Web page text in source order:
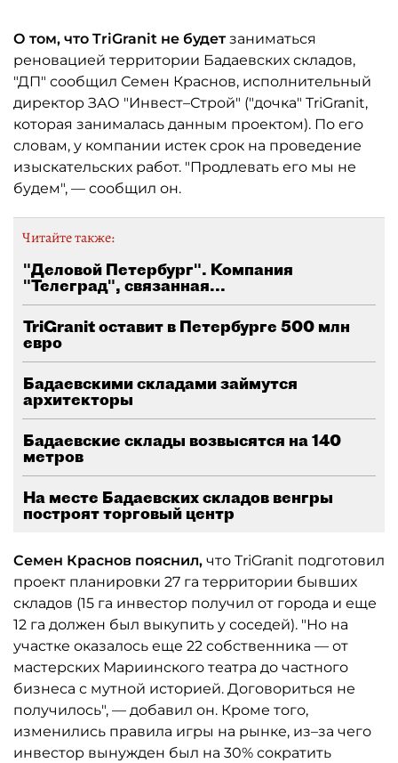
О том, что TriGranit не будетзаниматься
реновацией территории Бадаевских складов,
"ДП" сообщил Семен Краснов, исполнительный
директор ЗАО "Инвест–Строй" ("дочка" TriGranit,
которая занималась данным проектом). По его
словам, у компании истек срок на проведение
изыскательских работ. "Продлевать его мы не
будем", — сообщил он.
Читайте также:
"Деловой Петербург". Компания
"Телеград", связанная...
TriGranit оставит в Петербурге 500 млн
евро
Бадаевскими складами займутся
архитекторы
Бадаевские склады возвысятся на 140
метров
На месте Бадаевских складов венгры
построят торговый центр
Семен Краснов пояснил, что TriGranit подготовил
проект планировки 27 га территории бывших
складов (15 га инвестор получил от города и еще
12 га должен был выкупить у соседей). "Но на
участке оказалось еще 22 собственника — от
мастерских Мариинского театра до частного
бизнеса с мутной историей. Договориться не
получилось", — добавил он. Кроме того,
изменились правила игры на рынке, из–за чего
инвестор вынужден был на 30% сократить